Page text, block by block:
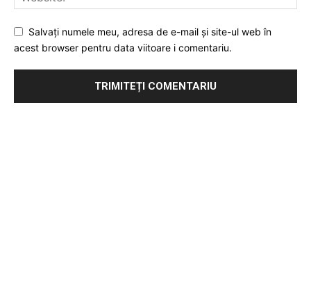
Salvați numele meu, adresa de e-mail și site-ul web în
acest browser pentru data viitoare i comentariu.